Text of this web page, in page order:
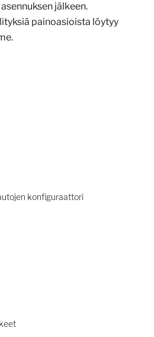
jälkeen.
painoasioista löytyy
konfiguraattori